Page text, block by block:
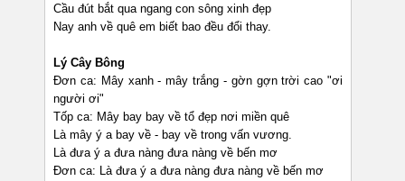
Cầu đút bắt qua ngang con sông xinh đẹp
Nay anh về quê em biết bao đều đổi thay.
Lý Cây Bông
Đơn ca: Mây xanh - mây trắng - gờn gợn trời cao "ơi
người ơi"
Tốp ca: Mây bay bay về tổ đẹp nơi miền quê
Là mây ý a bay về - bay về trong vấn vương.
Là đưa ý a đưa nàng đưa nàng về bến mơ
Đơn ca: Là đưa ý a đưa nàng đưa nàng về bến mơ